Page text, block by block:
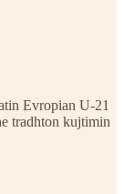
Evropian U-21
tradhton kujtimin